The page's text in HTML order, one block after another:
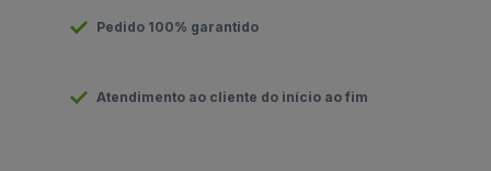
Pedido 100% garantido
Atendimento ao cliente do início ao fim